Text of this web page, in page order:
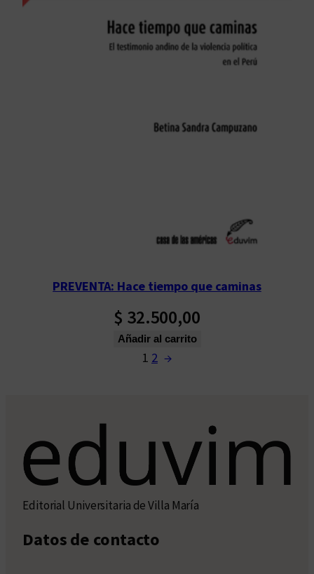
PREVENTA: Hace tiempo que caminas
$ 32.500,00
Añadir al carrito
1 2 →
Editorial Universitaria de Villa María
Datos de contacto